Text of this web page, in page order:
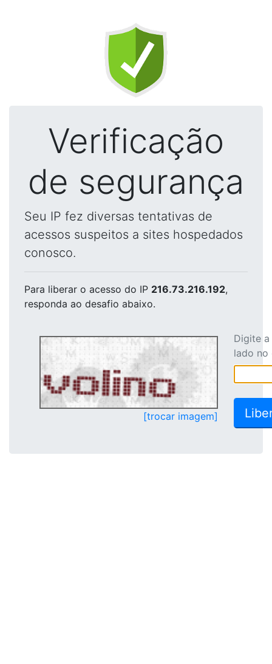
Verificação
de segurança
Seu IP fez diversas tentativas de
acessos suspeitos a sites hospedados
conosco.
Para liberar o acesso do IP 216.73.216.192,
responda ao desafio abaixo.
[trocar imagem]
Digite
lado no